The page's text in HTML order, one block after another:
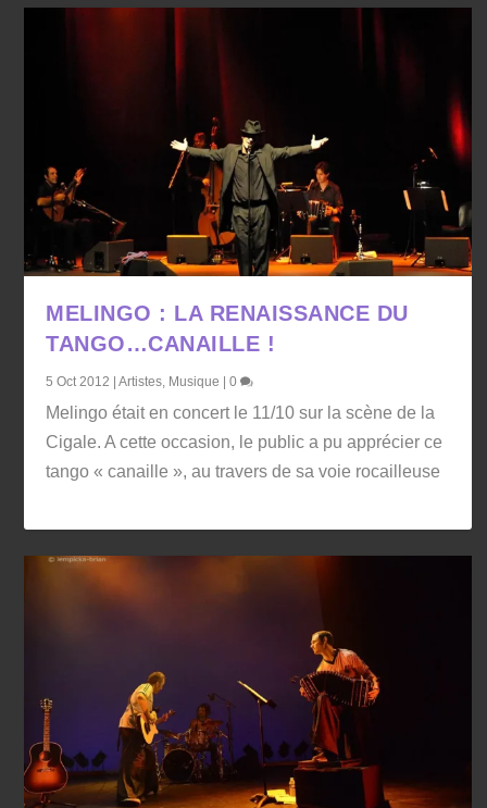
MELINGO : LA RENAISSANCE DU
TANGO…CANAILLE !
5 Oct 2012 |Artistes, Musique |0
Melingo était en concert le 11/10 sur la scène de la
Cigale. A cette occasion, le public a pu apprécier ce
tango « canaille », au travers de sa voie rocailleuse